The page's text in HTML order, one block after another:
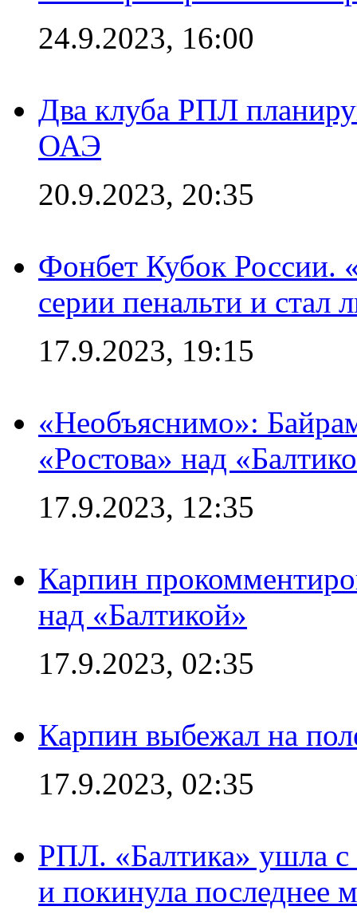
24.9.2023, 16:00
Два клуба РПЛ
ОАЭ
20.9.2023, 20:35
Фонбет Кубок России.
серии пенальти и стал
17.9.2023, 19:15
«Необъяснимо»:
«Ростова» над
17.9.2023, 12:35
Карпин
над «Балтикой»
17.9.2023, 02:35
Карпин выбежал на
17.9.2023, 02:35
РПЛ. «Балтика» ушла с
и покинула последнее